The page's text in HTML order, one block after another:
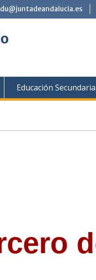
Educación